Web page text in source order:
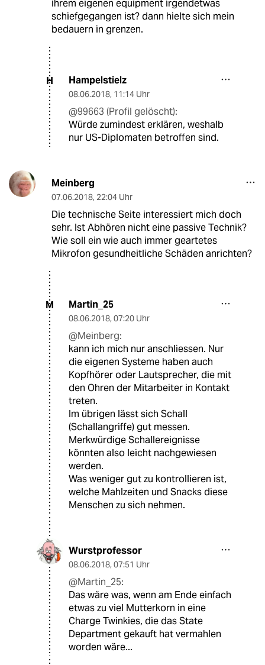
ihrem eigenen equipment irgendetwas
schiefgegangen ist? dann hielte sich mein
bedauern in grenzen.
H Hampelstielz
08.06.2018, 11:14 Uhr
@99663 (Profil gelöscht):
Würde zumindest erklären, weshalb
nur US-Diplomaten betroffen sind.
Meinberg
07.06.2018, 22:04 Uhr
Die technische Seite interessiert mich doch
sehr. Ist Abhören nicht eine passive Technik?
Wie soll ein wie auch immer geartetes
Mikrofon gesundheitliche Schäden anrichten?
M Martin_25
08.06.2018, 07:20 Uhr
@Meinberg:
kann ich mich nur anschliessen. Nur
die eigenen Systeme haben auch
Kopfhörer oder Lautsprecher, die mit
den Ohren der Mitarbeiter in Kontakt
treten.
Im übrigen lässt sich Schall
(Schallangriffe) gut messen.
Merkwürdige Schallereignisse
könnten also leicht nachgewiesen
werden.
Was weniger gut zu kontrollieren ist,
welche Mahlzeiten und Snacks diese
Menschen zu sich nehmen.
Wurstprofessor
08.06.2018, 07:51 Uhr
@Martin_25:
Das wäre was, wenn am Ende einfach
etwas zu viel Mutterkorn in eine
Charge Twinkies, die das State
Department gekauft hat vermahlen
worden wäre...